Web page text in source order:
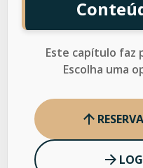
Este capítulo faz
Escolha uma